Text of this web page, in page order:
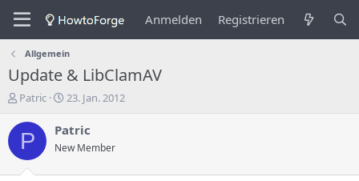
Anmelden Registrieren
Allgemein
Update & LibClamAV
E
s
e
Patric
E
s
e
23. Jan. 2012
P Patric
New Member